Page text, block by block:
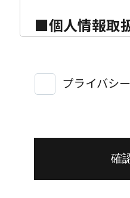
■個人情報取
当社は、個人情
遵守し、企業活動
護し、お客様が
護体制の運用・
プライバシ
確